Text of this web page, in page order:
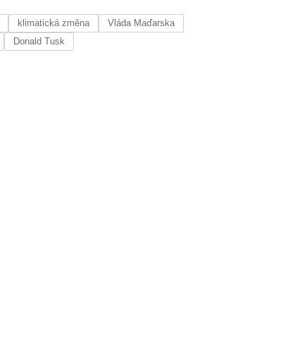
klimatická změna
Vláda Maďarska
Donald Tusk